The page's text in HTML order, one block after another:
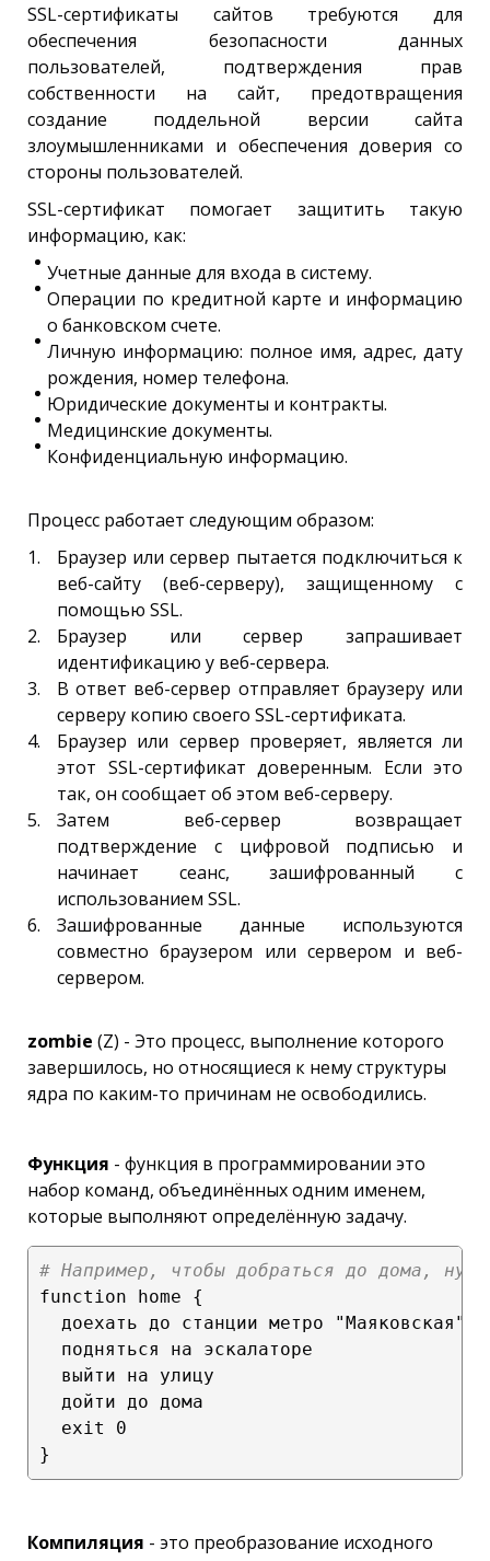
SSL-сертификаты сайтов требуются для
обеспечения безопасности данных
пользователей, подтверждения прав
собственности на сайт, предотвращения
создание поддельной версии сайта
злоумышленниками и обеспечения доверия со
стороны пользователей.
SSL-сертификат помогает защитить такую
информацию, как:
Учетные данные для входа в систему.
Операции по кредитной карте и информацию
о банковском счете.
Личную информацию: полное имя, адрес, дату
рождения, номер телефона.
Юридические документы и контракты.
Медицинские документы.
Конфиденциальную информацию.
Процесс работает следующим образом:
Браузер или сервер пытается подключиться к
веб-сайту (веб-серверу), защищенному с
помощью SSL.
Браузер или сервер запрашивает
идентификацию у веб-сервера.
В ответ веб-сервер отправляет браузеру или
серверу копию своего SSL-сертификата.
Браузер или сервер проверяет, является ли
этот SSL-сертификат доверенным. Если это
так, он сообщает об этом веб-серверу.
Затем веб-сервер возвращает
подтверждение с цифровой подписью и
начинает сеанс, зашифрованный с
использованием SSL.
Зашифрованные данные используются
совместно браузером или сервером и веб-
сервером.
zombie (Z) - Это процесс, выполнение которого
завершилось, но относящиеся к нему структуры
ядра по каким-то причинам не освободились.
Функция - функция в программировании это
набор команд, объединённых одним именем,
которые выполняют определённую задачу.
# Например, чтобы добраться до дома,
function home {
  доехать до станции метро "Маяковская"
  подняться на эскалаторе
  выйти на улицу
  дойти до дома
  exit 0
Компиляция - это преобразование исходного